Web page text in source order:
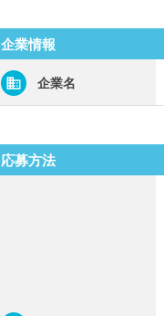
企業情報
企業名
応募方法